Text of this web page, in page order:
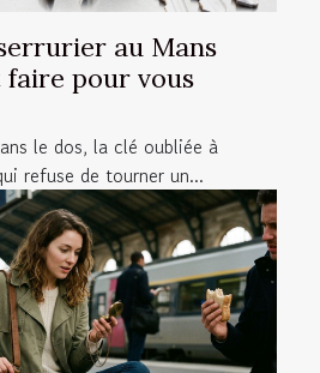
au Mans
pour vous
le dos, la clé oubliée à
refuse de tourner un...